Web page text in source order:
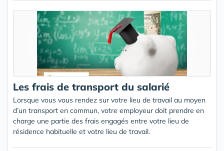
Les frais de transport du salarié
Lorsque vous vous rendez sur votre lieu de travail au moyen
d’un transport en commun, votre employeur doit prendre en
charge une partie des frais engagés entre votre lieu de
résidence habituelle et votre lieu de travail.